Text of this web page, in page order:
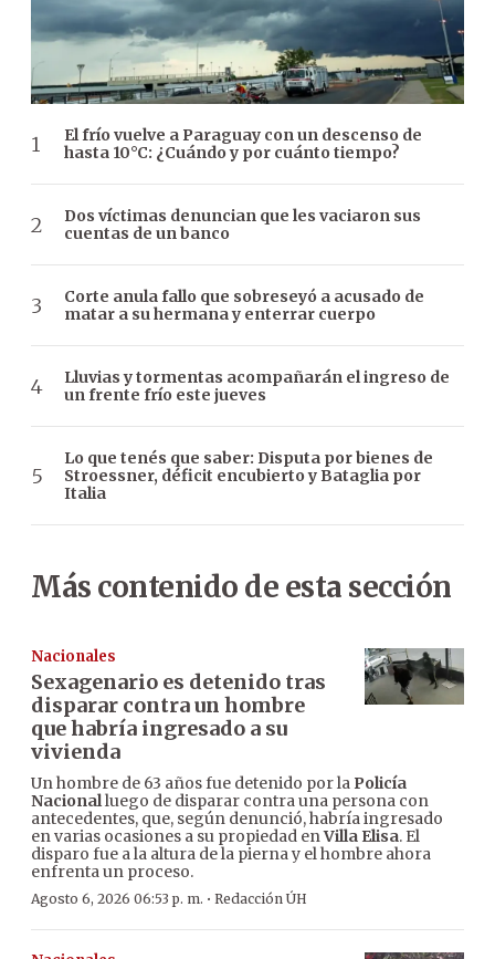
El frío vuelve a Paraguay con un descenso de
hasta 10°C: ¿Cuándo y por cuánto tiempo?
Dos víctimas denuncian que les vaciaron sus
cuentas de un banco
Corte anula fallo que sobreseyó a acusado de
matar a su hermana y enterrar cuerpo
Lluvias y tormentas acompañarán el ingreso de
un frente frío este jueves
Lo que tenés que saber: Disputa por bienes de
Stroessner, déficit encubierto y Bataglia por
Italia
Más contenido de esta sección
Nacionales
Sexagenario es detenido tras
disparar contra un hombre
que habría ingresado a su
vivienda
Un hombre de 63 años fue detenido por la Policía
Nacionalluego de disparar contra una persona con
antecedentes, que, según denunció, habría ingresado
en varias ocasiones a su propiedad enVilla Elisa. El
disparo fue a la altura de la pierna y el hombre ahora
enfrenta un proceso.
Agosto 6, 2026 06:53 p. m. · Redacción ÚH